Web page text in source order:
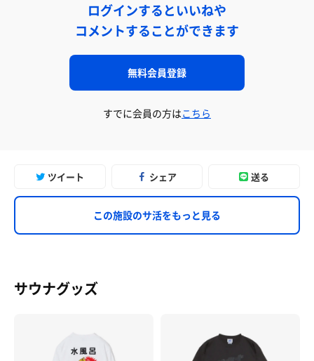
ログインするといいねや
コメントすることができます
無料会員登録
すでに会員の方はこちら
ツイート シェア 送る
この施設のサ活をもっと見る
サウナグッズ